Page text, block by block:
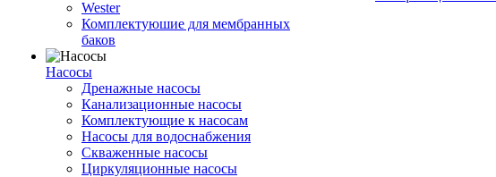
Wester
Комплектуюшие для мембранных
баков
Насосы
Дренажные насосы
Канализационные насосы
Комплектующие к насосам
Насосы для водоснабжения
Скваженные насосы
Циркуляционные насосы